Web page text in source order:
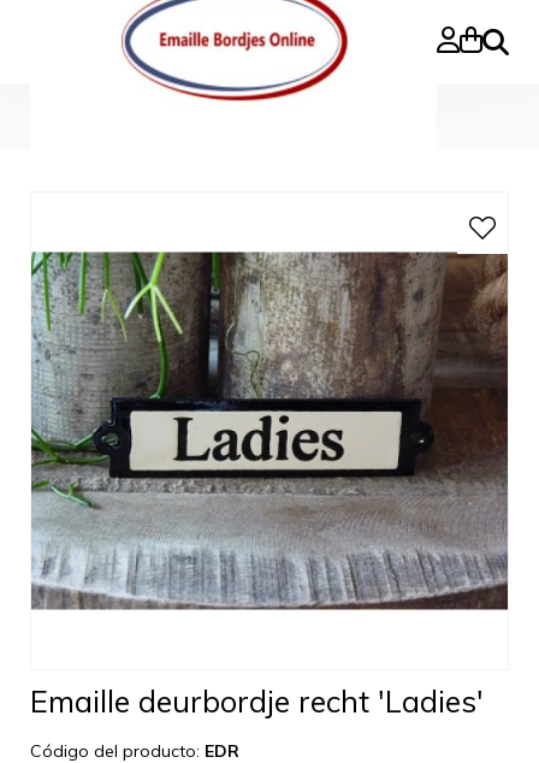
Buscar
Emaille deurbordje recht 'Ladies'
Código del producto: EDR